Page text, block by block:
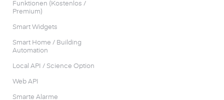
Funktionen (Kostenlos /
Premium)
Smart Widgets
Smart Home / Building
Automation
Local API / Science Option
Web API
Smarte Alarme